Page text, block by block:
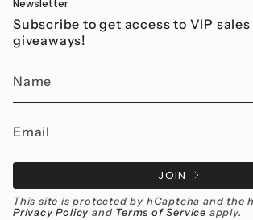
Newsletter
Subscribe to get access to VIP
giveaways!
JOIN
This site is protected by hCaptcha and the
Privacy Policy and Terms of Service apply.